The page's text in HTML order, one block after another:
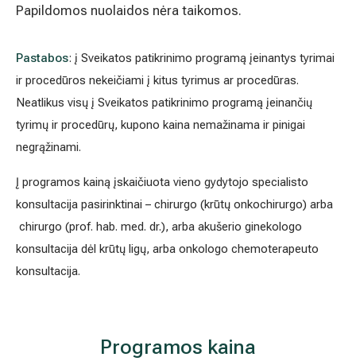
Papildomos nuolaidos nėra taikomos.
Pastabos: į Sveikatos patikrinimo programą įeinantys tyrimai
ir procedūros nekeičiami į kitus tyrimus ar procedūras.
Neatlikus visų į Sveikatos patikrinimo programą įeinančių
tyrimų ir procedūrų, kupono kaina nemažinama ir pinigai
negrąžinami.
Į programos kainą įskaičiuota vieno gydytojo specialisto
konsultacija pasirinktinai – chirurgo (krūtų onkochirurgo) arba
chirurgo (prof. hab. med. dr.), arba akušerio ginekologo
konsultacija dėl krūtų ligų, arba onkologo chemoterapeuto
konsultacija.
Programos kaina
Išsiplėtusių kojų venų gydymas
Mamologija (Krūtų onkochirurgija)
Hila paslaugos
Sveikatos patarimai